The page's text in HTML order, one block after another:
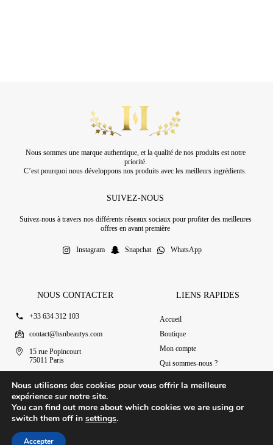
Nous sommes une marque authentique, et la qualité de nos produits est notre
priorité.
C’est pourquoi nous développons nos produits avec les meilleurs ingrédients.
SUIVEZ-NOUS
Suivez-nous à travers nos différents réseaux sociaux pour profiter des meilleures
offres en avant première
Instagram Snapchat WhatsApp
NOUS CONTACTER
+33 634 312 103
contact@hsnbeautys.com
15 rue Popincourt
75011 Paris
LIENS RAPIDES
Accueil
Boutique
Mon compte
Qui sommes-nous ?
Nous utilisons des cookies pour vous offrir la meilleure
expérience sur notre site.
You can find out more about which cookies we are using or
switch them off in settings.
Accepter
Accueil